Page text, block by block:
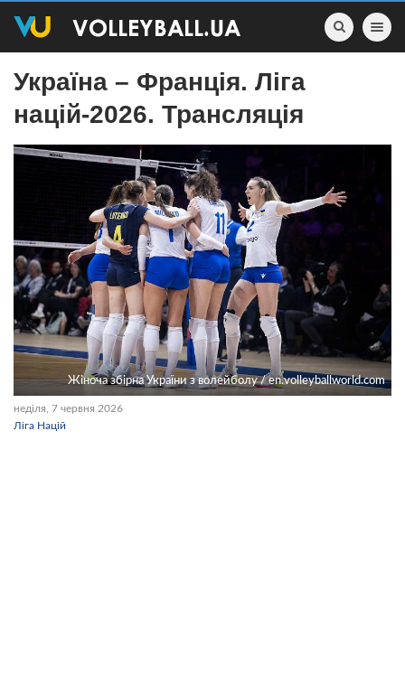
Toggle
Україна – Франція. Ліга
націй-2026. Трансляція
Жіноча збірна України з волейболу / en.volleyballworld.com
неділя, 7 червня 2026
Ліга Націй